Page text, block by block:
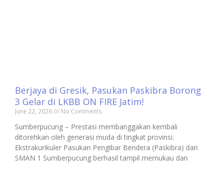
Berjaya di Gresik, Pasukan Paskibra Borong
3 Gelar di LKBB ON FIRE Jatim!
June 22, 2026 No Comments
Sumberpucung – Prestasi membanggakan kembali
ditorehkan oleh generasi muda di tingkat provinsi.
Ekstrakurikuler Pasukan Pengibar Bendera (Paskibra) dari
SMAN 1 Sumberpucung berhasil tampil memukau dan